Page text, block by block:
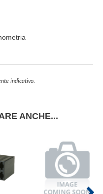
indicativo.
ANCHE...